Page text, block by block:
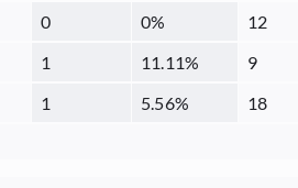
0 0%
12
1 11.11%
9
1 5.56% 18